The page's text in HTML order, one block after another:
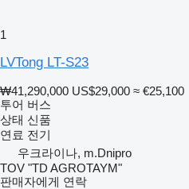
1
LVTong LT-S23
₩41,290,000 US$29,000 ≈ €25,100
투어 버스
상태 신품
연료 전기
우크라이나, m.Dnipro
TOV "TD AGROTAYM"
판매자에게 연락